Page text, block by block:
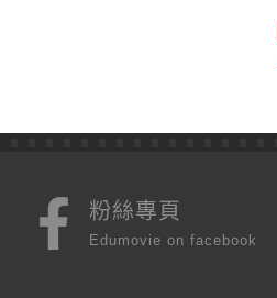
粉絲專頁
Edumovie on facebook